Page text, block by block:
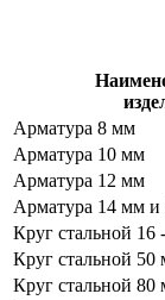
Арматура 8 мм
Арматура 10 мм
Арматура 12 мм
Арматура 14 мм и
Круг стальной 16
Круг стальной 50
Круг стальной 80